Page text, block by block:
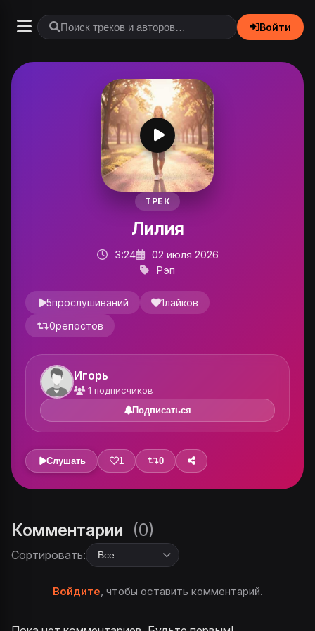
Войти
ТРЕК
Лилия
3:24
02 июля 2026
Рэп
5прослушиваний 1лайков
0репостов
Игорь
1 подписчиков
Подписаться
Слушать 1 0
Комментарии (0)
Сортировать:
Войдите, чтобы оставить комментарий.